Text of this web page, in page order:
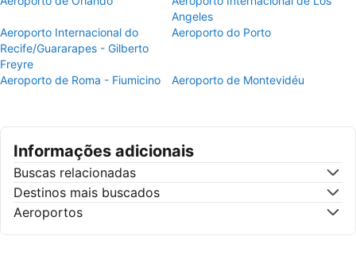
Angeles
Aeroporto Internacional do
Recife/Guararapes - Gilberto
Freyre
Aeroporto do Porto
Aeroporto de Roma - Fiumicino Aeroporto de Montevidéu
Informações adicionais
Buscas relacionadas
Destinos mais buscados
Aeroportos